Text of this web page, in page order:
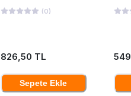
(0)
826,50 TL
Sepete Ekle